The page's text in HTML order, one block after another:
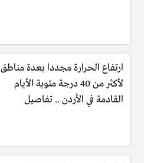
ارتفاع الحرارة مجددا بعدة مناطق
لأكثر من 40 درجة مئوية الأيام
القادمة في الأردن .. تفاصيل